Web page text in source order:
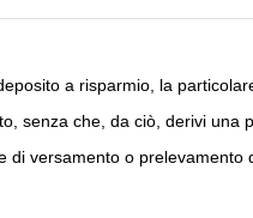
a risparmio, la
senza che, da ciò, derivi una
versamento o